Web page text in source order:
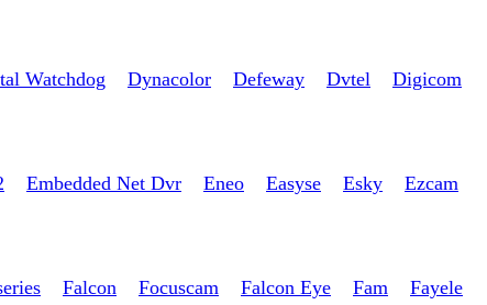
Watchdog Dynacolor Defeway Dvtel Digicom
Embedded Net Dvr Eneo Easyse Esky Ezcam
Falcon Focuscam Falcon Eye Fam Fayele